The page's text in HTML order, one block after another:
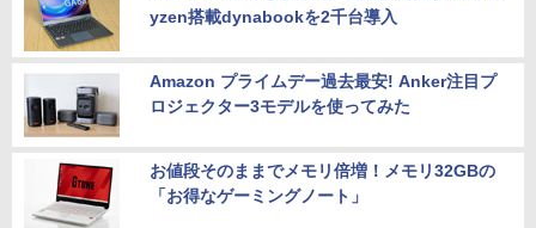
yzen搭載dynabookを2千台導入
Amazon プライムデー過去最安! Anker注目プ
ロジェクター3モデルを使ってみた
お値段そのままでメモリ倍増！メモリ32GBの
「お得なゲーミングノート」